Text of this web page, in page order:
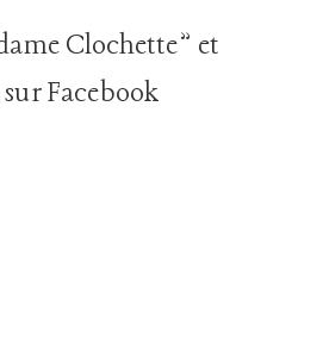
Clochette” et
Facebook